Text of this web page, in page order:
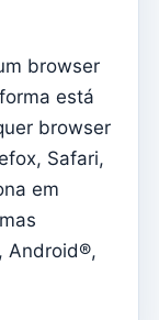
browser
está
browser
Safari,
em
Android®,